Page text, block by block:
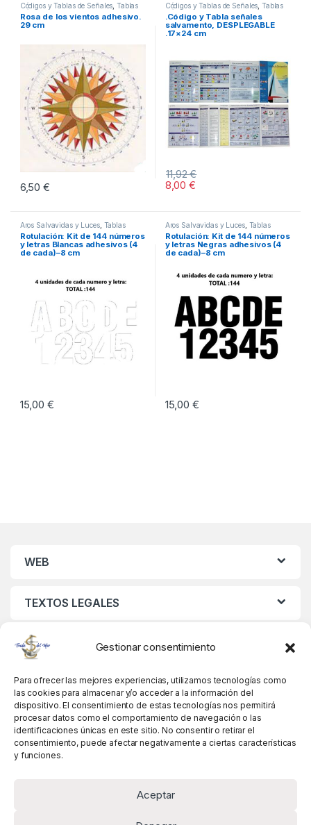
Gestionar consentimiento
Para ofrecer las mejores experiencias, utilizamos tecnologías como
las cookies para almacenar y/o acceder a la información del
dispositivo. El consentimiento de estas tecnologías nos permitirá
procesar datos como el comportamiento de navegación o las
identificaciones únicas en este sitio. No consentir o retirar el
consentimiento, puede afectar negativamente a ciertas características
y funciones.
Aceptar
Códigos y Tablas de Señales Tablas
Código y Señales
Rosa de los vientos adhesivo.
29 cm
6,50€
Códigos y Tablas de Señales Tablas
Código y Señales
.Código y Tabla señales
salvamento, DESPLEGABLE
.17×24 cm
8,00€
11,92€
Aros Salvavidas y Luces, Tablas
Código y Señales
Rotulación: Kit de 144 números
y letras Blancas adhesivos (4
de cada)–8 cm
15,00 €
Aros Salvavidas y Luces, Tablas
Código y Señales
Rotulación: Kit de 144 números
y letras Negras adhesivos (4
de cada)–8 cm
15,00 €
WEB
TEXTOS LEGALES
MIS DATOS